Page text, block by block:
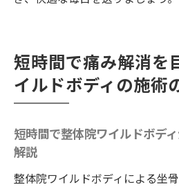
短時間で痛み解消を
イルドボディの施術
短時間で整体院ワイルドボデ
解説
整体院ワイルドボディによる坐